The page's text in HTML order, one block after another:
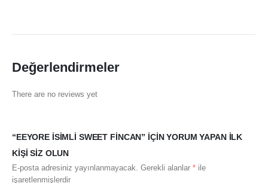
Değerlendirmeler
There are no reviews yet
“EEYORE İSIMLI SWEET FINCAN” IÇIN YORUM YAPAN ILK
KIŞI SIZ OLUN
E-posta adresiniz yayınlanmayacak. Gerekli alanlar * ile
işaretlenmişlerdir